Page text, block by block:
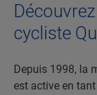
cycliste
Depuis 1998, la
est active en